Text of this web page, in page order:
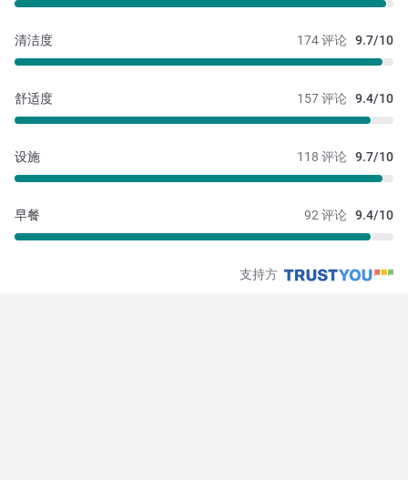
174 评论 9.7/10
清洁度
157 评论 9.4/10
舒适度
118 评论 9.7/10
设施
92 评论 9.4/10
早餐
支持方